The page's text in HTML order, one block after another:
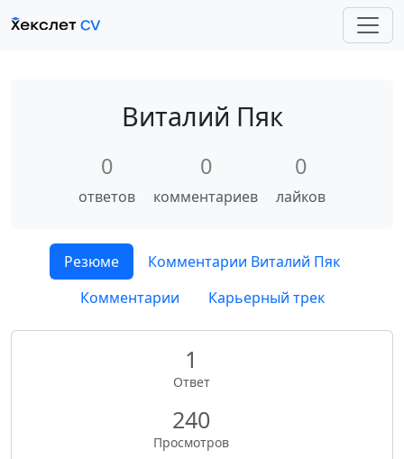
Виталий Пяк
0
ответов
0
комментариев
0
лайков
Резюме
Комментарии Виталий Пяк
Комментарии
Карьерный трек
1
Ответ
240
Просмотров